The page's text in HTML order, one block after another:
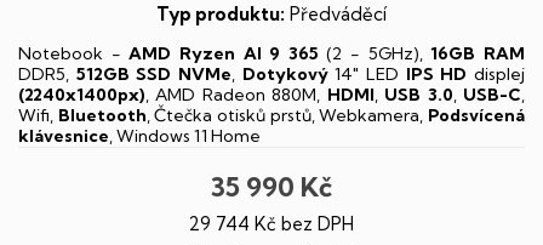
Typ produktu: Předváděcí
Notebook -AMD Ryzen AI 9 365(2 - 5GHz),16GB RAM
DDR5, 512GB SSD NVMe, Dotykový14" LED IPS HD displej
(2240x1400px), AMD Radeon 880M, HDMI, USB 3.0, USB-C,
Wifi, Bluetooth, Čtečka otisků prstů, Webkamera, Podsvícená
klávesnice, Windows 11 Home
35 990 Kč
29 744 Kč bez DPH